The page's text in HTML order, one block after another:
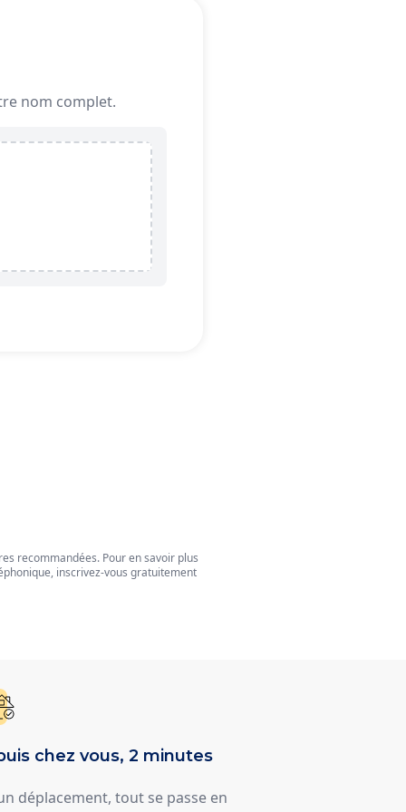
nom complet.
recommandées. Pour en savoir plus
inscrivez-vous gratuitement
chez vous, 2 minutes
déplacement, tout se passe en